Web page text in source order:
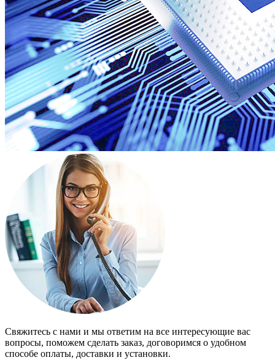
Свяжитесь с нами и мы ответим на все интересующие вас
вопросы, поможем сделать заказ, договоримся о удобном
способе оплаты, доставки и установки.